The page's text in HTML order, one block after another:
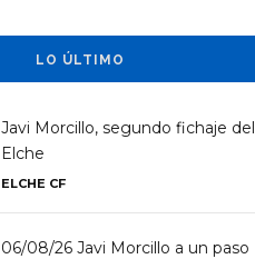
LO ÚLTIMO
Javi Morcillo, segundo fichaje del
Elche
ELCHE CF
06/08/26 Javi Morcillo a un paso